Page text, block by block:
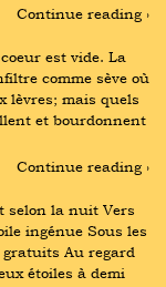
Continue reading ›
est vide. La
comme sève où
lèvres; mais quels
et bourdonnent
Continue reading ›
selon la nuit Vers
ingénue Sous les
gratuits Au regard
étoiles à demi